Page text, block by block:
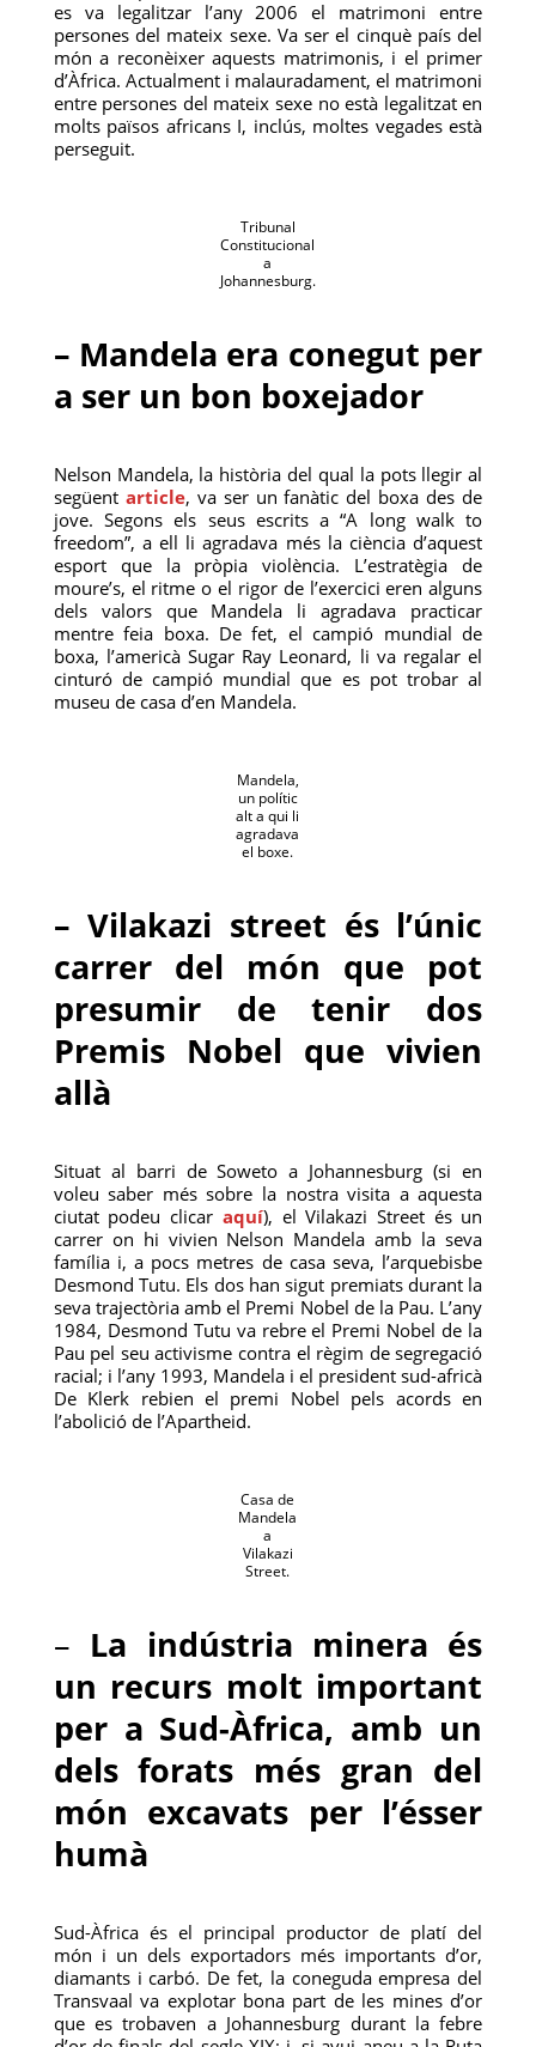
es va legalitzar l’any 2006 el matrimoni entre
persones del mateix sexe. Va ser el cinquè país del
món a reconèixer aquests matrimonis, i el primer
d’Àfrica. Actualment i malauradament, el matrimoni
entre persones del mateix sexe no està legalitzat en
molts països africans I, inclús, moltes vegades està
perseguit.
Tribunal
Constitucional
a
Johannesburg.
– Mandela era conegut per
a ser un bon boxejador
Nelson Mandela, la història del qual la pots llegir al
següent article, va ser un fanàtic del boxa des de
jove. Segons els seus escrits a “A long walk to
freedom”, a ell li agradava més la ciència d’aquest
esport que la pròpia violència. L’estratègia de
moure’s, el ritme o el rigor de l’exercici eren alguns
dels valors que Mandela li agradava practicar
mentre feia boxa. De fet, el campió mundial de
boxa, l’americà Sugar Ray Leonard, li va regalar el
cinturó de campió mundial que es pot trobar al
museu de casa d’en Mandela.
Mandela,
un polític
alt a qui li
agradava
el boxe.
– Vilakazi street és l’únic
carrer del món que pot
presumir de tenir dos
Premis Nobel que vivien
allà
Situat al barri de Soweto a Johannesburg (si en
voleu saber més sobre la nostra visita a aquesta
ciutat podeu clicar aquí), el Vilakazi Street és un
carrer on hi vivien Nelson Mandela amb la seva
família i, a pocs metres de casa seva, l’arquebisbe
Desmond Tutu. Els dos han sigut premiats durant la
seva trajectòria amb el Premi Nobel de la Pau. L’any
1984, Desmond Tutu va rebre el Premi Nobel de la
Pau pel seu activisme contra el règim de segregació
racial; i l’any 1993, Mandela i el president sud-africà
De Klerk rebien el premi Nobel pels acords en
l’abolició de l’Apartheid.
Casa de
Mandela
a
Vilakazi
Street.
– La indústria minera és
un recurs molt important
per a Sud-Àfrica, amb un
dels forats més gran del
món excavats per l’ésser
humà
Sud-Àfrica és el principal productor de platí del
món i un dels exportadors més importants d’or,
diamants i carbó. De fet, la coneguda empresa del
Transvaal va explotar bona part de les mines d’or
que es trobaven a Johannesburg durant la febre